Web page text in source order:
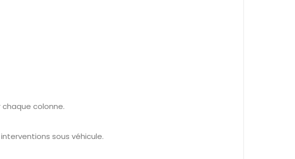
colonne.
sous véhicule.